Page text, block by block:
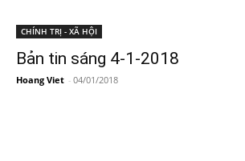
CHÍNH TRỊ - XÃ HỘI
Bản tin sáng 4-1-2018
Hoang Viet - 04/01/2018